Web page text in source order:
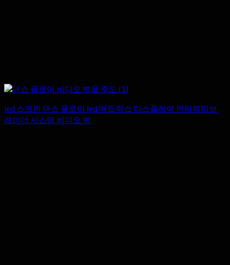
led 스크린 댄스 플로어 led 매트릭스 디스플레이 인터랙티브
레이더 시스템 비디오 벽